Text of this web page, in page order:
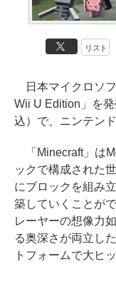
リスト
日本マイクロソ
Wii U Edition」を
込）で、ニンテン
「Minecraft」は
ックで構成された
にブロックを組み
築していくことが
レーヤーの想像力
る奥深さが両立し
トフォームで大ヒ